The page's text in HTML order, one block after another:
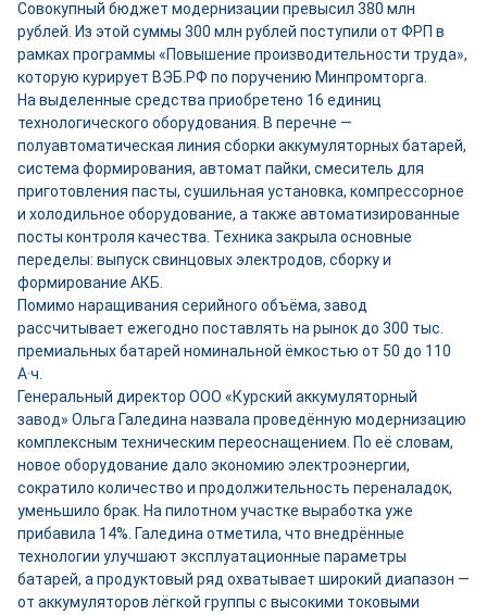
Совокупный бюджет модернизации превысил 380 млн
рублей. Из этой суммы 300 млн рублей поступили от ФРП в
рамках программы «Повышение производительности труда»,
которую курирует ВЭБ.РФ по поручению Минпромторга.
На выделенные средства приобретено 16 единиц
технологического оборудования. В перечне —
полуавтоматическая линия сборки аккумуляторных батарей,
система формирования, автомат пайки, смеситель для
приготовления пасты, сушильная установка, компрессорное
и холодильное оборудование, а также автоматизированные
посты контроля качества. Техника закрыла основные
переделы: выпуск свинцовых электродов, сборку и
формирование АКБ.
Помимо наращивания серийного объёма, завод
рассчитывает ежегодно поставлять на рынок до 300 тыс.
премиальных батарей номинальной ёмкостью от 50 до 110
А·ч.
Генеральный директор ООО «Курский аккумуляторный
завод» Ольга Галедина назвала проведённую модернизацию
комплексным техническим переоснащением. По её словам,
новое оборудование дало экономию электроэнергии,
сократило количество и продолжительность переналадок,
уменьшило брак. На пилотном участке выработка уже
прибавила 14%. Галедина отметила, что внедрённые
технологии улучшают эксплуатационные параметры
батарей, а продуктовый ряд охватывает широкий диапазон —
от аккумуляторов лёгкой группы с высокими токовыми